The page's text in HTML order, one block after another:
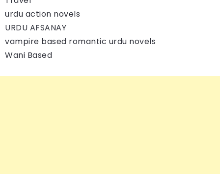
urdu action novels
URDU AFSANAY
vampire based romantic urdu novels
Wani Based